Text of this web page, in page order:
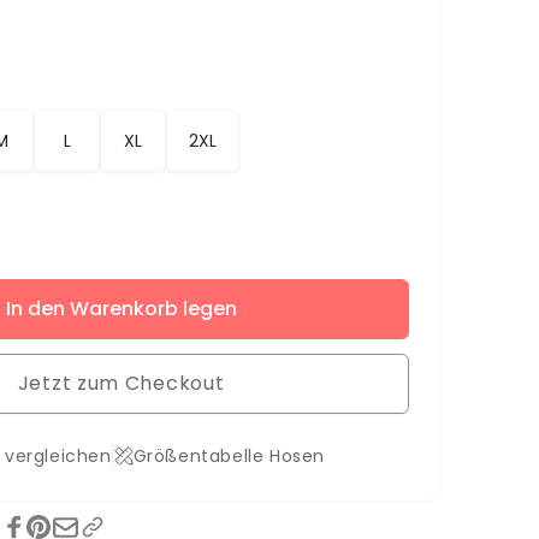
L XL 2XL
In den Warenkorb legen
Jetzt zum Checkout
Größentabelle Hosen